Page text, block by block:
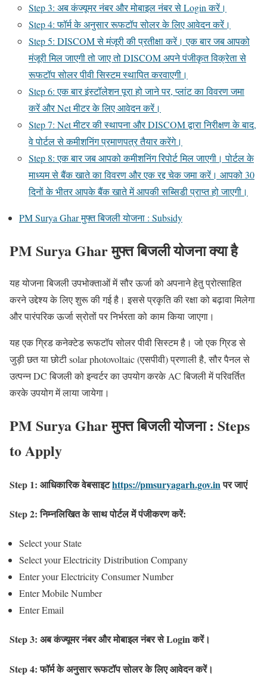
Step 3: अब कंज्यूमर नंबर और मोबाइल नंबर से Login करें।
Step 4: फॉर्म के अनुसार रूफटॉप सोलर के लिए आवेदन करें।
Step 5: DISCOM से मंजूरी की प्रतीक्षा करें। एक बार जब आपको
मंजूरी मिल जाएगी तो जाए तो DISCOM अपने पंजीकृत विक्रेता से
रूफटॉप सोलर पीवी सिस्टम स्थापित करवाएगी।
Step 6: एक बार इंस्टॉलेशन पूरा हो जाने पर, प्लांट का विवरण जमा
करें और Net मीटर के लिए आवेदन करें।
Step 7: Net मीटर की स्थापना और DISCOM द्वारा निरीक्षण के बाद,
वे पोर्टल से कमीशनिंग प्रमाणपत्र तैयार करेंगे।
Step 8: एक बार जब आपको कमीशनिंग रिपोर्ट मिल जाएगी। पोर्टल के
माध्यम से बैंक खाते का विवरण और एक रद्द चेक जमा करें। आपको 30
दिनों के भीतर आपके बैंक खाते में आपकी सब्सिडी प्राप्त हो जाएगी।
PM Surya Ghar मुफ्त बिजली योजना : Subsidy
PM Surya Ghar मुफ्त बिजली योजना क्या है
यह योजना बिजली उपभोक्ताओं में सौर ऊर्जा को अपनाने हेतु प्रोत्साहित
करने उद्देश्य के लिए शुरू की गई है। इससे प्रकृति की रक्षा को बढ़ावा मिलेगा
और पारंपरिक ऊर्जा स्रोतों पर निर्भरता को काम किया जाएगा।
यह एक ग्रिड कनेक्टेड रूफटॉप सोलर पीवी सिस्टम है। जो एक ग्रिड से
जुड़ी छत या छोटी solar photovoltaic (एसपीवी) प्रणाली है, सौर पैनल से
उत्पन्न DC बिजली को इन्वर्टर का उपयोग करके AC बिजली में परिवर्तित
करके उपयोग में लाया जायेगा।
PM Surya Ghar मुफ्त बिजली योजना : Steps
to Apply
Step 1: आधिकारिक वेबसाइटhttps://pmsuryagarh.gov.inपर जाएं
Step 2: निम्नलिखित के साथ पोर्टल में पंजीकरण करें:
Select your State
Select your Electricity Distribution Company
Enter your Electricity Consumer Number
Enter Mobile Number
Enter Email
Step 3: अब कंज्यूमर नंबर और मोबाइल नंबर से Login करें।
Step 4: फॉर्म के अनुसार रूफटॉप सोलर के लिए आवेदन करें।